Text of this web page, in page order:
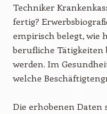
Techniker
fertig?
empirisch belegt, wie
berufliche
werden. Im
welche
Die erhobenen